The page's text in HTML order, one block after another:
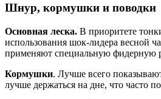
Шнур, кормушки и поводки
Основная леска. В приоритете
использования шок-лидера весной
применяют специальную фидерную
Кормушки. Лучше всего
лучше держаться на дне, что часто